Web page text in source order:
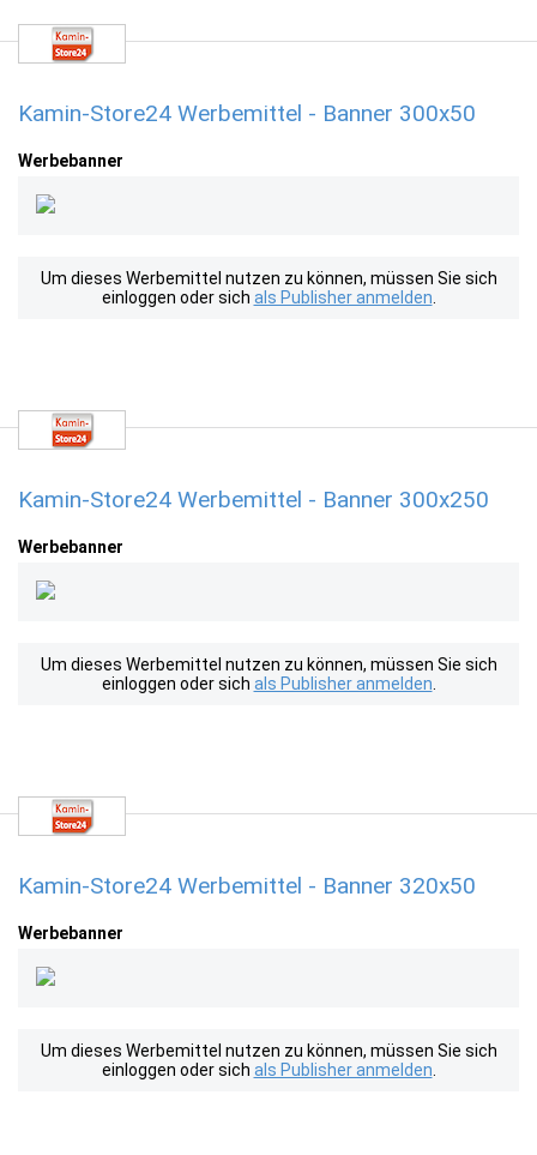
Kamin-Store24 Werbemittel - Banner 300x50
Werbebanner
Um dieses Werbemittel nutzen zu können, müssen Sie sich
einloggen oder sich als Publisher anmelden
Kamin-Store24 Werbemittel - Banner 300x250
Werbebanner
Um dieses Werbemittel nutzen zu können, müssen Sie sich
einloggen oder sich als Publisher anmelden
Kamin-Store24 Werbemittel - Banner 320x50
Werbebanner
Um dieses Werbemittel nutzen zu können, müssen Sie sich
einloggen oder sich als Publisher anmelden